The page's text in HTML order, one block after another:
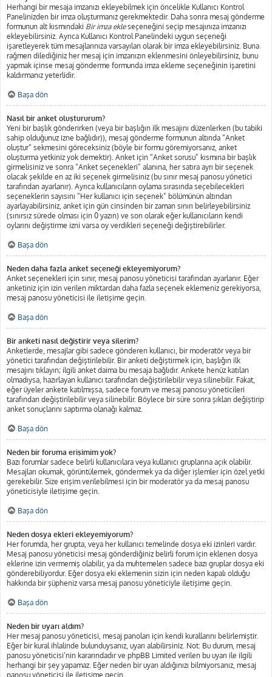
Herhangi bir mesaja imzanızı ekleyebilmek için öncelikle Kullanıcı Kontrol
Panelinizden bir imza oluşturmanız gerekmektedir. Daha sonra mesaj gönderme
formunun alt kısmındaki Bir imza ekleseçeneğini seçip mesajınıza imzanızı
ekleyebilirsiniz. Ayrıca Kullanıcı Kontrol Panelindeki uygun seçeneği
işaretleyerek tüm mesajlarınıza varsayılan olarak bir imza ekleyebilirsiniz. Buna
rağmen dilediğiniz her mesaj için imzanızın eklenmesini önleyebilirsiniz, bunu
yapmak içinse mesaj gönderme formunda imza ekleme seçeneğinin işaretini
kaldırmanız yeterlidir.
Başa dön
Nasıl bir anket oluştururum?
Yeni bir başlık gönderirken (veya bir başlığın ilk mesajını düzenlerken (bu tabiki
sahip olduğunuz izne bağlıdır)), mesaj gönderme formunun altında “Anket
oluştur” sekmesini göreceksiniz (böyle bir formu göremiyorsanız, anket
oluşturma yetkiniz yok demektir). Anket için “Anket sorusu” kısmına bir başlık
girmelisiniz ve sonra “Anket seçenekleri” alanına, her satıra ayrı bir seçenek
olacak şekilde en az iki seçenek girmelisiniz (bu sınır mesaj panosu yönetici
tarafından ayarlanır). Ayrıca kullanıcıların oylama sırasında seçebilecekleri
seçeneklerin sayısını “Her kullanıcı için seçenek” bölümünün altından
ayarlayabilirsiniz, anket için gün cinsinden bir zaman sınırı belirleyebilirsiniz
(sınırsız sürede olması için 0 yazın) ve son olarak eğer kullanıcıların kendi
oylarını değiştirme izni varsa oy verdikleri seçeneği değiştirebilirler.
Başa dön
Neden daha fazla anket seçeneği ekleyemiyorum?
Anket seçenekleri için sınır, mesaj panosu yöneticisi tarafından ayarlanır. Eğer
anketiniz için izin verilen miktardan daha fazla seçenek eklemeniz gerekiyorsa,
mesaj panosu yöneticisi ile iletişime geçin.
Başa dön
Bir anketi nasıl değiştirir veya silerim?
Anketlerde, mesajlar gibi sadece gönderen kullanıcı, bir moderatör veya bir
yönetici tarafından değiştirilebilir. Bir anketi değiştirmek için, başlığın ilk
mesajını tıklayın; ilgili anket daima bu mesaja bağlıdır. Ankete henüz katılan
olmadıysa, hazırlayan kullanıcı tarafından değiştirilebilir veya silinebilir. Fakat,
eğer üyeler ankete katılmışsa, sadece forum ve mesaj panosu yöneticileri
tarafından değiştirilebilir veya silinebilir. Böylece bir süre sonra şıkları değiştirip
anket sonuçlarını saptırma olanağı kalmaz.
Başa dön
Neden bir foruma erişimim yok?
Bazı forumlar sadece belirli kullanıcılara veya kullanıcı gruplarına açık olabilir.
Mesajları okumak, görüntülemek, göndermek ya da diğer işlemler için özel yetki
gerekebilir. Size erişim verilebilmesi için bir moderatör ya da mesaj panosu
yöneticisiyle iletişime geçin.
Başa dön
Neden dosya ekleri ekleyemiyorum?
Her forumda, her grupta, veya her kullanıcı temelinde dosya eki izinleri vardır.
Mesaj panosu yöneticisi mesaj gönderdiğiniz belirli forum için eklenen dosya
eklerine izin vermemiş olabilir, ya da muhtemelen sadece bazı gruplar dosya eki
gönderebiliyordur. Eğer dosya eki eklemenin sizin için neden kapalı olduğu
hakkında bir şüpheniz varsa mesaj panosu yöneticiyle iletişime geçin.
Başa dön
Neden bir uyarı aldım?
Her mesaj panosu yöneticisi, mesaj panoları için kendi kurallarını belirlemiştir.
Eğer bir kural ihlalinde bulunduysanız, uyarı alabilirsiniz. Not: Bu durum, mesaj
panosu yöneticisi’nin kararındadır ve phpBB Limited verilen bu uyarı ile ilgili
herhangi bir şey yapamaz. Eğer neden bir uyarı aldığınızı bilmiyorsanız, mesaj
panosu yöneticisi ile iletişime geçin.